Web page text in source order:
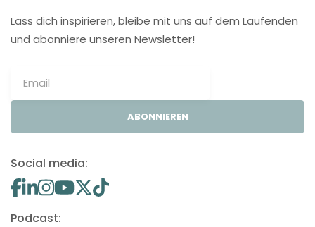
Lass dich inspirieren, bleibe mit uns auf dem Laufenden
und abonniere unseren Newsletter!
ABONNIEREN
Social media:
Podcast: